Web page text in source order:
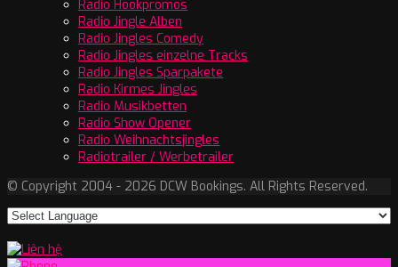
Radio Hookpromos
Radio Jingle Alben
Radio Jingles Comedy
Radio Jingles einzelne Tracks
Radio Jingles Sparpakete
Radio Kirmes Jingles
Radio Musikbetten
Radio Show Opener
Radio Weihnachtsjingles
Radiotrailer / Werbetrailer
© Copyright 2004 - 2026 DCW Bookings. All Rights Reserved.